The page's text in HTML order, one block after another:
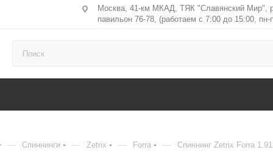
Москва, 41-км МКАД, ТЯК "Славянский Мир",
павильон 76-78, (работаем с 7:00 до 15:00, пн-
— Спиннинги — Zetrix — Forra — Спиннинг Zetrix Forra